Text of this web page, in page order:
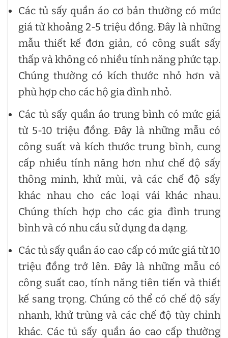
Các tủ sấy quần áo cơ bản thường có mức
giá từ khoảng 2-5 triệu đồng. Đây là những
mẫu thiết kế đơn giản, có công suất sấy
thấp và không có nhiều tính năng phức tạp.
Chúng thường có kích thước nhỏ hơn và
phù hợp cho các hộ gia đình nhỏ.
Các tủ sấy quần áo trung bình có mức giá
từ 5-10 triệu đồng. Đây là những mẫu có
công suất và kích thước trung bình, cung
cấp nhiều tính năng hơn như chế độ sấy
thông minh, khử mùi, và các chế độ sấy
khác nhau cho các loại vải khác nhau.
Chúng thích hợp cho các gia đình trung
bình và có nhu cầu sử dụng đa dạng.
Các tủ sấy quần áo cao cấp có mức giá từ 10
triệu đồng trở lên. Đây là những mẫu có
công suất cao, tính năng tiên tiến và thiết
kế sang trọng. Chúng có thể có chế độ sấy
nhanh, khử trùng và các chế độ tùy chỉnh
khác. Các tủ sấy quần áo cao cấp thường